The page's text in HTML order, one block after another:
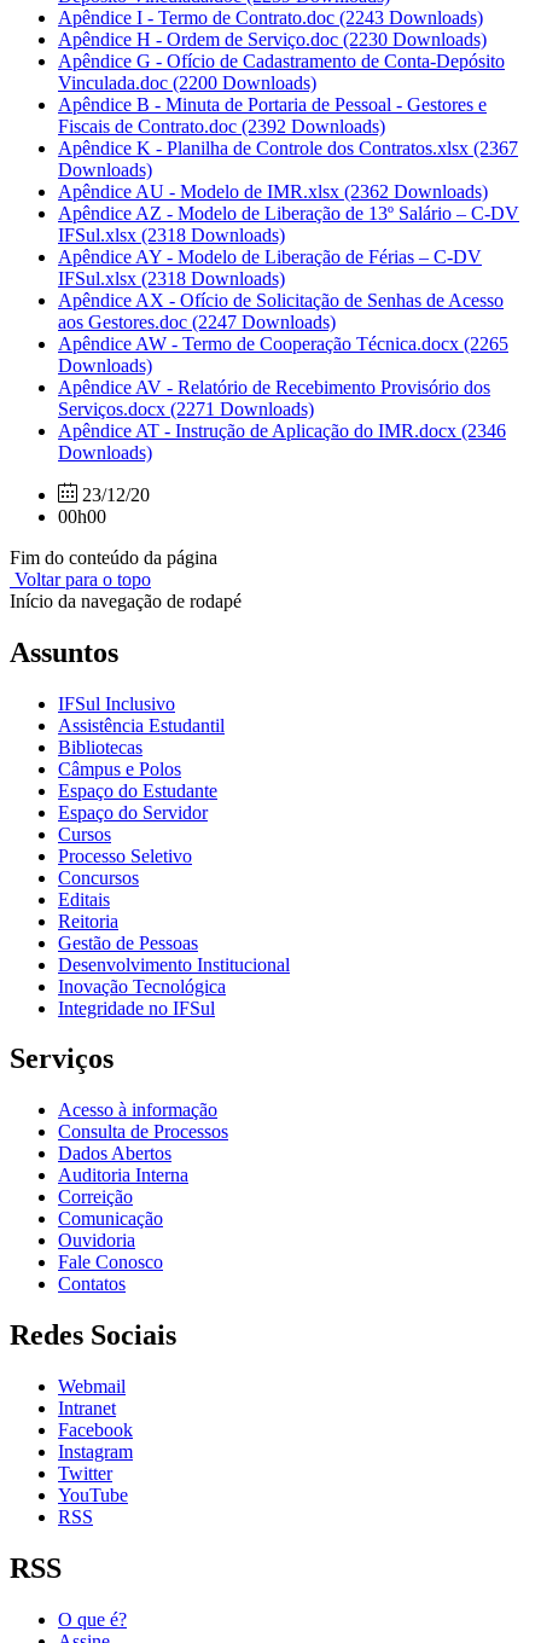
Apêndice I - Termo de Contrato.doc (2243 Downloads)
Apêndice H - Ordem de Serviço.doc (2230 Downloads)
Apêndice G - Ofício de Cadastramento de Conta-Depósito
Vinculada.doc (2200 Downloads)
Apêndice B - Minuta de Portaria de Pessoal - Gestores e
Fiscais de Contrato.doc (2392 Downloads)
Apêndice K - Planilha de Controle dos Contratos.xlsx (2367
Downloads)
Apêndice AU - Modelo de IMR.xlsx (2362 Downloads)
Apêndice AZ - Modelo de Liberação de 13º Salário – C-DV
IFSul.xlsx (2318 Downloads)
Apêndice AY - Modelo de Liberação de Férias – C-DV
IFSul.xlsx (2318 Downloads)
Apêndice AX - Ofício de Solicitação de Senhas de Acesso
aos Gestores.doc (2247 Downloads)
Apêndice AW - Termo de Cooperação Técnica.docx (2265
Downloads)
Apêndice AV - Relatório de Recebimento Provisório dos
Serviços.docx (2271 Downloads)
Apêndice AT - Instrução de Aplicação do IMR.docx (2346
Downloads)
23/12/20
00h00
Fim do conteúdo da página
Voltar para o topo
Início da navegação de rodapé
Assuntos
IFSul Inclusivo
Assistência Estudantil
Bibliotecas
Câmpus e Polos
Espaço do Estudante
Espaço do Servidor
Cursos
Processo Seletivo
Concursos
Editais
Reitoria
Gestão de Pessoas
Desenvolvimento Institucional
Inovação Tecnológica
Integridade no IFSul
Serviços
Acesso à informação
Consulta de Processos
Dados Abertos
Auditoria Interna
Correição
Comunicação
Ouvidoria
Fale Conosco
Contatos
Redes Sociais
Webmail
Intranet
Facebook
Instagram
Twitter
YouTube
RSS
RSS
O que é?